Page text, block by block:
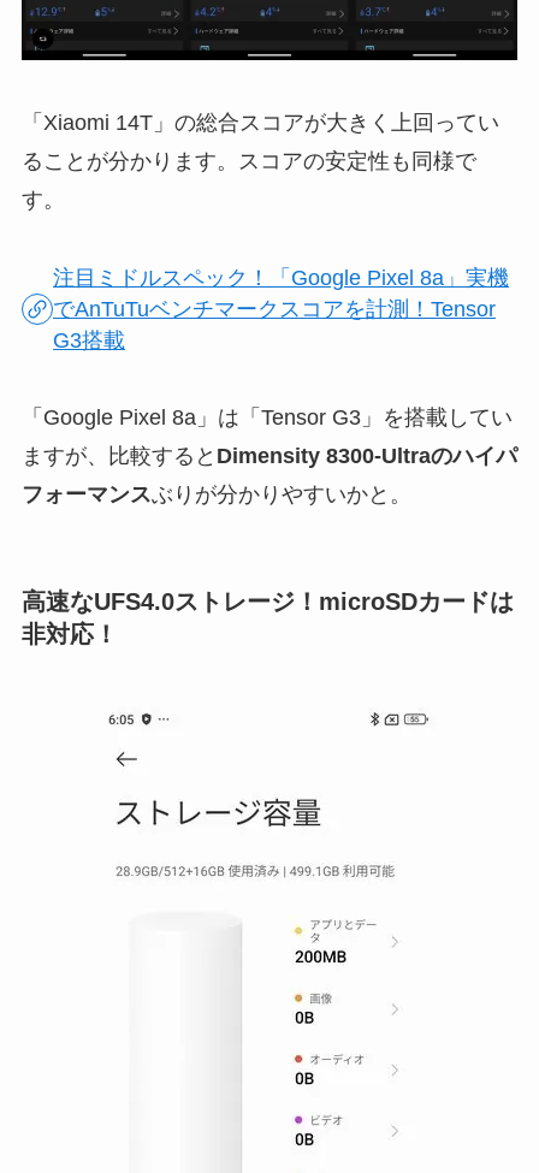
「Xiaomi 14T」の総合スコアが大きく上回ってい
ることが分かります。スコアの安定性も同様で
す。
注目ミドルスペック！「Google Pixel 8a」実機
でAnTuTuベンチマークスコアを計測！Tensor
G3搭載
「Google Pixel 8a」は「Tensor G3」を搭載してい
ますが、比較すると Dimensity 8300-Ultraのハイパ
フォーマンスぶりが分かりやすいかと。
高速なUFS4.0ストレージ！microSDカードは
非対応！